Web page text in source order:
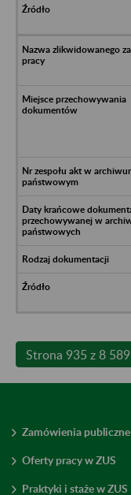
Strona 935 z 8 589
Zamówienia publiczne
Oferty pracy w ZUS
Praktyki i staże w ZUS